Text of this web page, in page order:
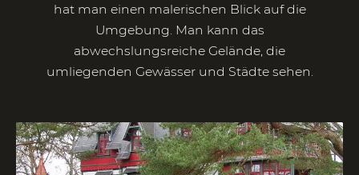
hat man einen malerischen Blick auf die
Umgebung. Man kann das
abwechslungsreiche Gelände, die
umliegenden Gewässer und Städte sehen.